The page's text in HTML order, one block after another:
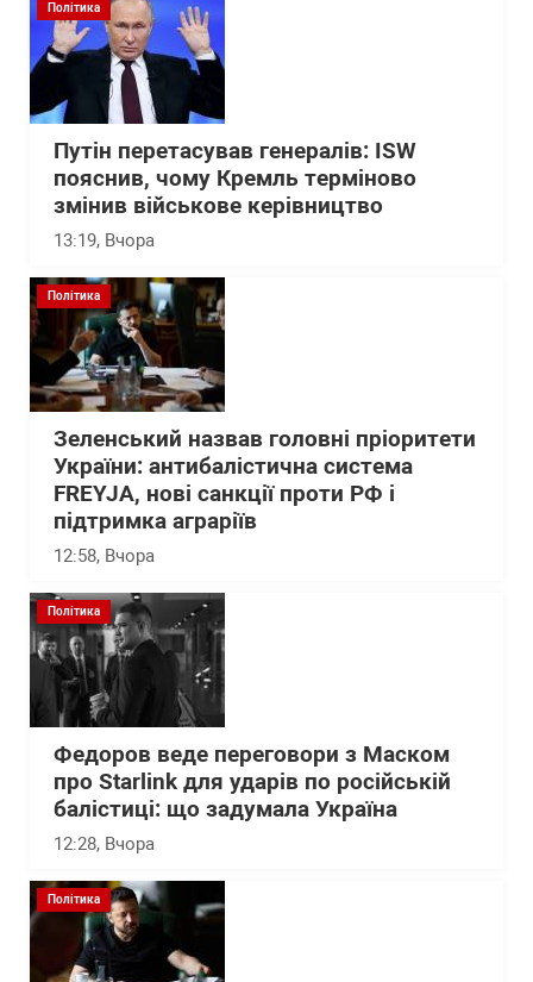
Політика
Путін перетасував генералів: ISW
пояснив, чому Кремль терміново
змінив військове керівництво
13:19, Вчора
Політика
Зеленський назвав головні пріоритети
України: антибалістична система
FREYJA, нові санкції проти РФ і
підтримка аграріїв
12:58, Вчора
Політика
Федоров веде переговори з Маском
про Starlink для ударів по російській
балістиці: що задумала Україна
12:28, Вчора
Політика